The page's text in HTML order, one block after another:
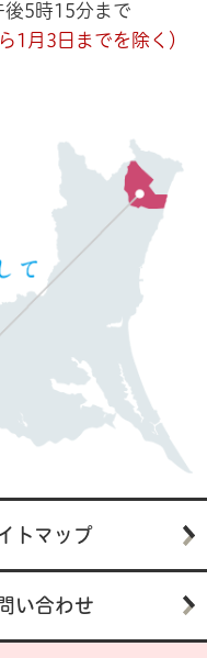
後5時15分まで
1月3日までを除く）
公式チャンネル
トマップ
い合わせ